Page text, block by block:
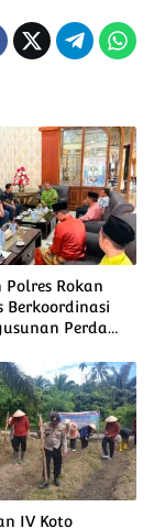
Polres Rokan
Berkoordinasi
Perda
Mendukung
Policing
IV Koto